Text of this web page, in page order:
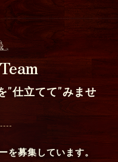
”仕立てて”みませ
を募集しています。